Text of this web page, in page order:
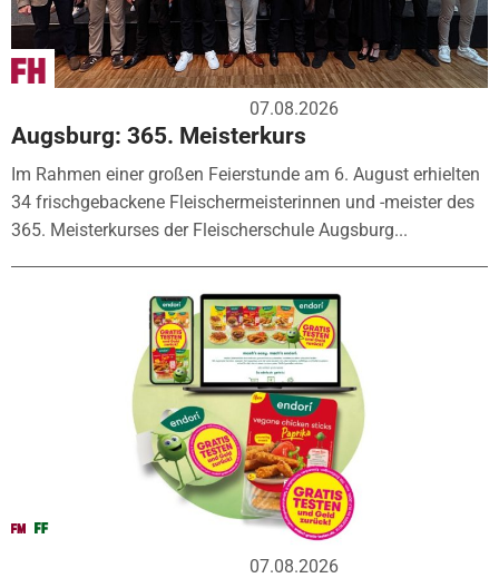
07.08.2026
Augsburg: 365. Meisterkurs
Im Rahmen einer großen Feierstunde am 6. August erhielten
34 frischgebackene Fleischermeisterinnen und -meister des
365. Meisterkurses der Fleischerschule Augsburg...
07.08.2026